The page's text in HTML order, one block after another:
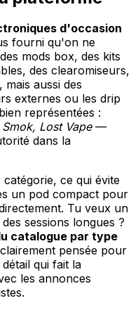
d'occasion
fourni qu'on ne
mods box, des kits
des clearomiseurs,
aussi des
externes ou les drip
représentées :
Lost Vape—
dans la
ce qui évite
un pod compact pour
Tu veux un
sessions longues ?
catalogue par type
pensée pour
qui fait la
les annonces